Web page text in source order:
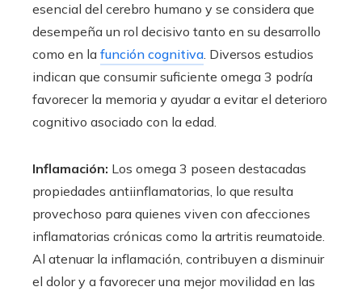
esencial del cerebro humano y se considera que
desempeña un rol decisivo tanto en su desarrollo
como en la función cognitiva. Diversos estudios
indican que consumir suficiente omega 3 podría
favorecer la memoria y ayudar a evitar el deterioro
cognitivo asociado con la edad.
Inflamación: Los omega 3 poseen destacadas
propiedades antiinflamatorias, lo que resulta
provechoso para quienes viven con afecciones
inflamatorias crónicas como la artritis reumatoide.
Al atenuar la inflamación, contribuyen a disminuir
el dolor y a favorecer una mejor movilidad en las